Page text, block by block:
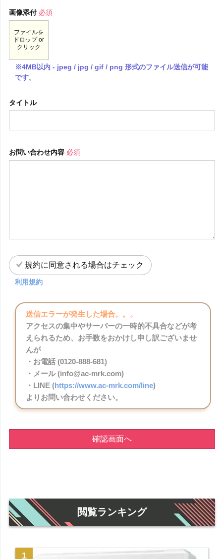
画像添付 必須
ファイルを
ドロップ or
クリック
※4MB以内 - jpeg / jpg / gif / png 形式のファイル送信が可能
です。
タイトル
お問い合わせ内容 必須
規約に同意される場合はチェック
利用規約
送信エラーが発生した場合。。。
アクセスの集中やサーバーの一時的不具合などが考
えられるため、お手数をおかけし申し訳ございませ
んが
・お電話 (0120-888-681)
・メール (info@ac-mrk.com)
・LINE (https://www.ac-mrk.com/line)
よりお問い合わせください。
確認画面へ
閲覧ランキング